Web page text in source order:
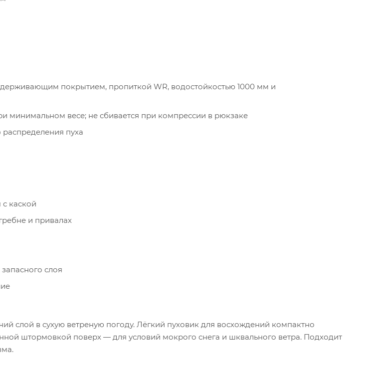
покрытием, пропиткой WR, водостойкостью 1000 мм и
минимальном весе; не сбивается при компрессии в рюкзаке
распределения пуха
каской
и привалах
слоя
слой в сухую ветреную погоду. Лёгкий пуховик для восхождений компактно
штормовкой поверх — для условий мокрого снега и шквального ветра. Подходит